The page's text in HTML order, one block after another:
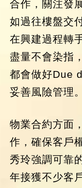
合作，關注發
如過往樓盤交
在興建過程轉
盡量不會染指
都會做好Due
妥善風險管理。
物業合約方面
作，確保客戶
秀玲強調可靠
年接獲不少客